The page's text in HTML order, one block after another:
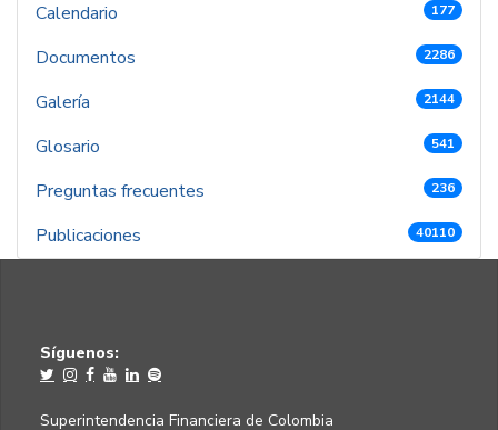
Calendario
177
Documentos 2286
Galería 2144
Glosario 541
Preguntas frecuentes 236
Publicaciones 40110
Síguenos:
Superintendencia Financiera de Colombia